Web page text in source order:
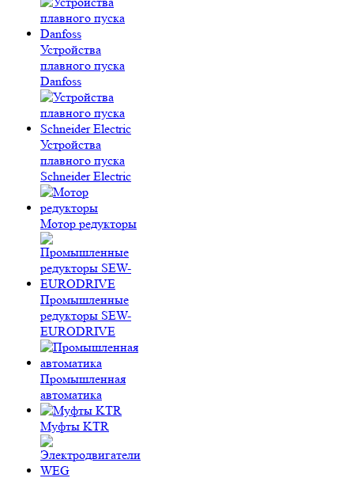
Устройства
плавного пуска
Danfoss
Устройства
плавного пуска
Schneider Electric
Мотор редукторы
Промышленные
редукторы SEW-
EURODRIVE
Промышленная
автоматика
Муфты KTR